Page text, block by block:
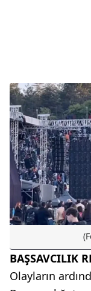
BAŞSAVCILIK
Olayların